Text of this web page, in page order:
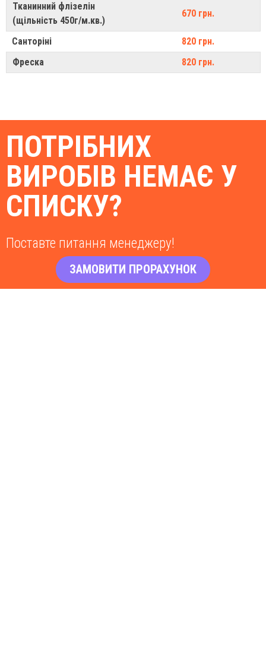
Тканинний флізелін
(щільність 450г/м.кв.)
670 грн.
Санторіні
820 грн.
Фреска
820 грн.
ПОТРІБНИХ
ВИРОБІВ НЕМАЄ У
СПИСКУ?
Поставте питання менеджеру!
ЗАМОВИТИ ПРОРАХУНОК